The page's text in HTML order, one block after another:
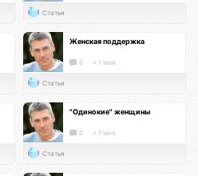
Статья
Женская поддержка
0 < 1 мин.
Статья
"Одинокие" женщины
0 < 1 мин.
Статья